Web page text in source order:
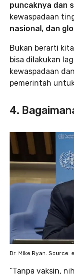
puncaknya dan
kewaspadaan
nasional, dan
Bukan berarti
bisa dilakukan
kewaspadaan
pemerintah
4.
Dr. Mike Ryan. Source:
“Tanpa vaksin,